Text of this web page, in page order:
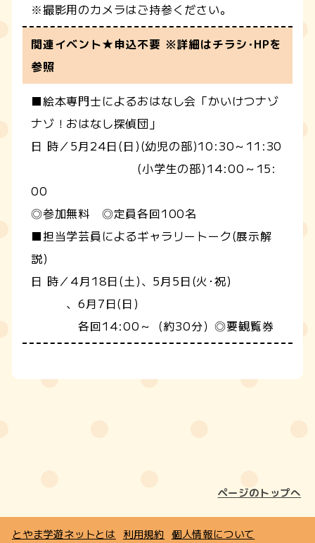
※撮影用のカメラはご持参ください。
関連イベント★申込不要 ※詳細はチラシ･HPを
参照
■絵本専門士によるおはなし会「かいけつナゾ
ナゾ！おはなし探偵団」
日 時／5月24日(日)(幼児の部)10:30～11:30
(小学生の部)14:00～15:
00
◎参加無料 ◎定員各回100名
■担当学芸員によるギャラリートーク(展示解
説)
日 時／4月18日(土)、5月5日(火･祝)
、6月7日(日)
各回14:00～（約30分）◎要観覧券
ページのトップへ
とやま学遊ネットとは 利用規約 個人情報について